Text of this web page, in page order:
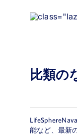
比類の
能など、最新